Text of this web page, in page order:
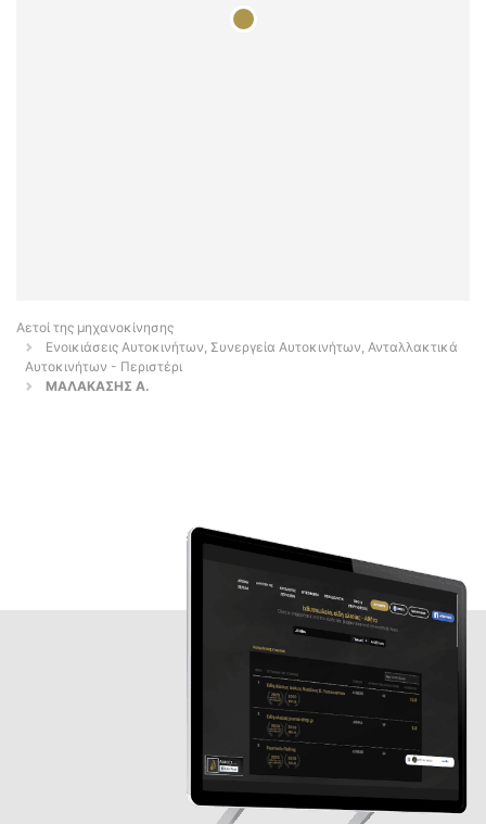
Αετοί της μηχανοκίνησης
Ενοικιάσεις Αυτοκινήτων, Συνεργεία Αυτοκινήτων, Ανταλλακτικά
Αυτοκινήτων - Περιστέρι
ΜΑΛΑΚΑΣΗΣ A.